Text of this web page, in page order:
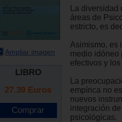
Ampliar imagen
LIBRO
27.39 Euros
La
áreas de
estricto, es
Asimismo, es
medio idóneo
efectivos y
La
empírica no
nuevos
integración
psicológicas.